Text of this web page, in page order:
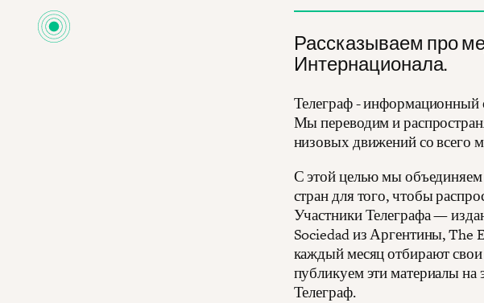
Рассказываем про
Интернационала.
Телеграф - информационный
Мы переводим и
низовых движений со всего
С этой целью мы
стран для того, чтобы
Участники Телеграфа —
Sociedad из Аргентины, The
каждый месяц отбирают
публикуем эти материалы на
Телеграф.